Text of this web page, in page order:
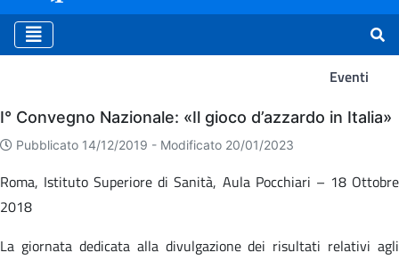
Eventi
Eventi
I° Convegno Nazionale: «Il gioco d’azzardo in Italia»
Pubblicato 14/12/2019 - Modificato 20/01/2023
Roma, Istituto Superiore di Sanità, Aula Pocchiari – 18 Ottobre
2018
La giornata dedicata alla divulgazione dei risultati relativi agli